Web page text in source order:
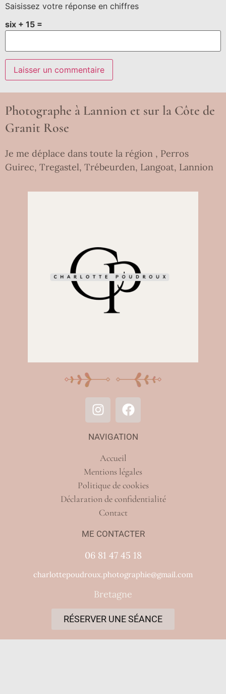
Saisissez votre réponse en chiffres
six + 15 =
Photographe à Lannion et sur la Côte de
Granit Rose
Je me déplace dans toute la région , Perros
Guirec, Tregastel, Trébeurden, Langoat, Lannion
NAVIGATION
Accueil
Mentions légales
Politique de cookies
Déclaration de confidentialité
Contact
ME CONTACTER
06 81 47 45 18
charlottepoudroux.photographie@gmail.com
Bretagne
RÉSERVER UNE SÉANCE